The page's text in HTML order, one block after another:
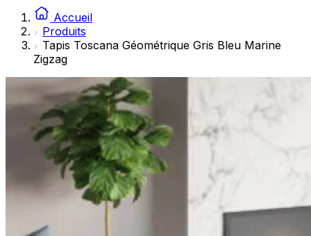
Accueil
Produits
Tapis Toscana Géométrique Gris Bleu Marine
Zigzag
Les cookies marketing sont utilisés pour suivre les
engageantes pour l'utilisateur individuel et, par
Les cookies non classés sont des cookies qui sont en